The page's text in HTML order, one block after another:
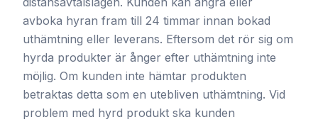
avboka hyran fram till 24 timmar innan bokad
uthämtning eller leverans. Eftersom det rör sig om
hyrda produkter är ånger efter uthämtning inte
möjlig. Om kunden inte hämtar produkten
betraktas detta som en utebliven uthämtning. Vid
problem med hyrd produkt ska kunden